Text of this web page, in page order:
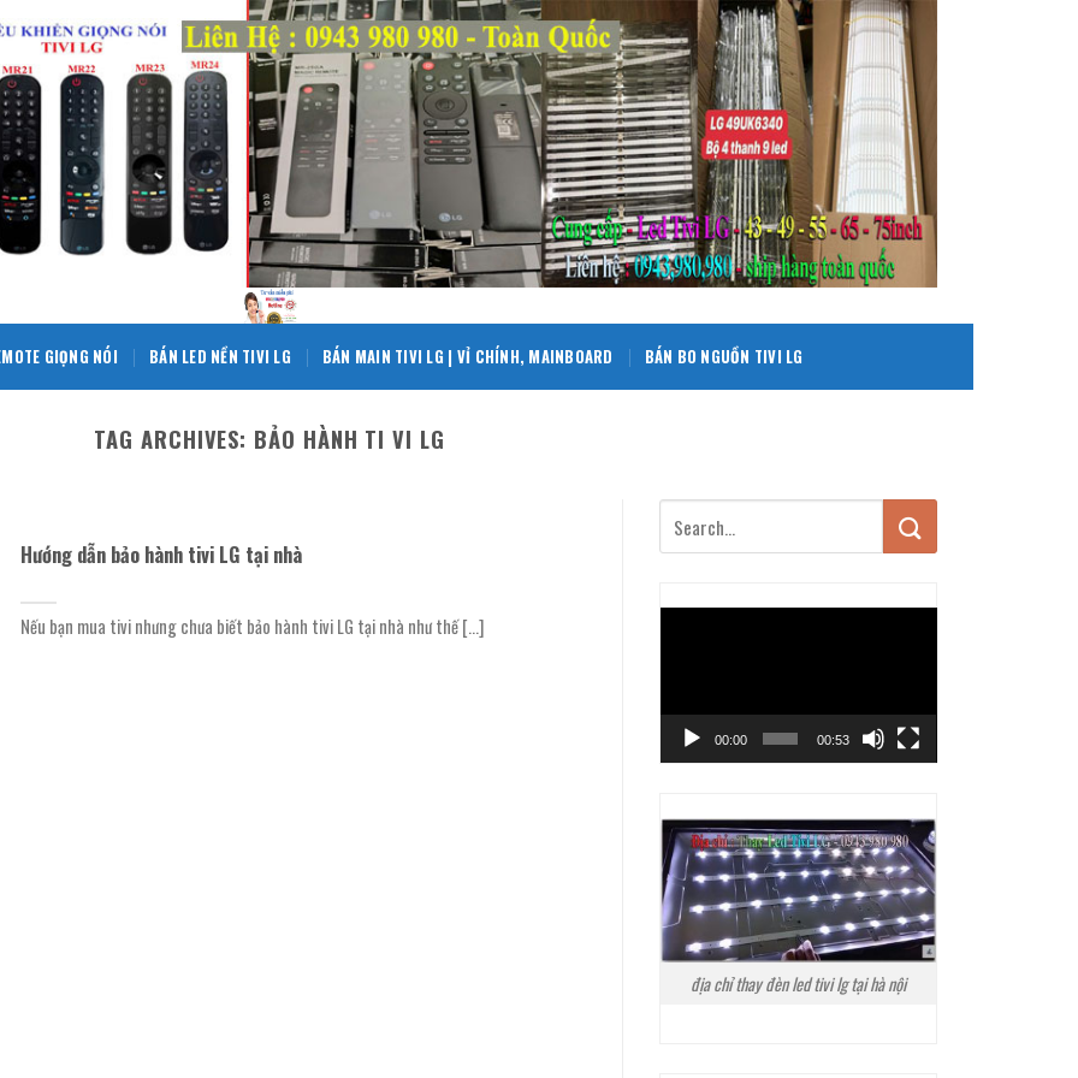
GIỌNG NÓI BÁN LED NỀN TIVI LG BÁN MAIN TIVI LG | VỈ CHÍNH, MAINBOARD BÁN BO NGUỒN TIVI LG
TAG ARCHIVES: BẢO HÀNH TI VI LG
Hướng dẫn bảo hành tivi LG tại nhà
Nếu bạn mua tivi nhưng chưa biết bảo hành tivi LG tại nhà như thế [...]
00:00 00:53
địa chỉ thay đèn led tivi lg tại hà nội